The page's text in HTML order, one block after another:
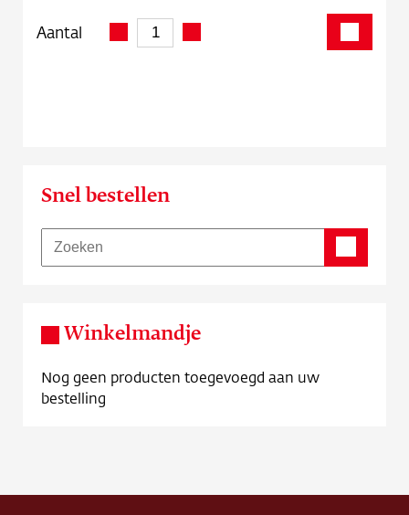
Aantal
Snel bestellen
Winkelmandje
Nog geen producten toegevoegd aan uw
bestelling